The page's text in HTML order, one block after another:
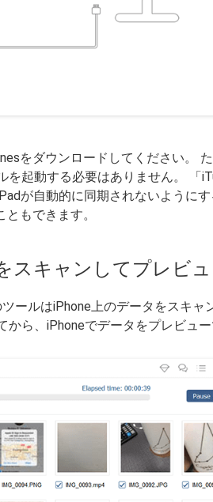
をダウンロードしてください。
起動する必要はありません。 「
が自動的に同期されないように
もできます。
スキャンしてプレビ
ールはiPhone上のデータをスキャ
ら、iPhoneでデータをプレビュー